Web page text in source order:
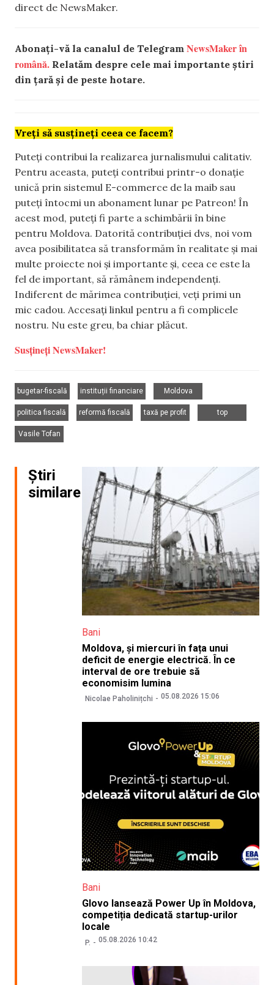
direct de NewsMaker.
Abonați-vă la canalul de Telegram NewsMaker în
română. Relatăm despre cele mai importante știri
din țară și de peste hotare.
Vreți să susțineți ceea ce facem?
Puteți contribui la realizarea jurnalismului calitativ.
Pentru aceasta, puteți contribui printr-o donație
unică prin sistemul E-commerce de la maib sau
puteți întocmi un abonament lunar pe Patreon! În
acest mod, puteți fi parte a schimbării în bine
pentru Moldova. Datorită contribuției dvs, noi vom
avea posibilitatea să transformăm în realitate și mai
multe proiecte noi și importante și, ceea ce este la
fel de important, să rămânem independenți.
Indiferent de mărimea contribuției, veți primi un
mic cadou. Accesați linkul pentru a fi complicele
nostru. Nu este greu, ba chiar plăcut.
Susțineți NewsMaker!
bugetar-fiscală
instituții financiare
Moldova
politica fiscală
reformă fiscală
taxă pe profit
top
Vasile Tofan
Știri
similare
Bani
Moldova, și miercuri în fața unui
deficit de energie electrică. În ce
interval de ore trebuie să
economisim lumina
Nicolae Paholinițchi 05.08.2026 15:06
Bani
Glovo lansează Power Up în Moldova,
competiția dedicată startup-urilor
locale
P. 05.08.2026 10:42